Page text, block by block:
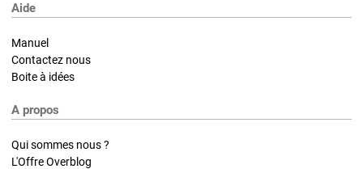
Aide
Manuel
Contactez nous
Boite à idées
A propos
Qui sommes nous ?
L'Offre Overblog